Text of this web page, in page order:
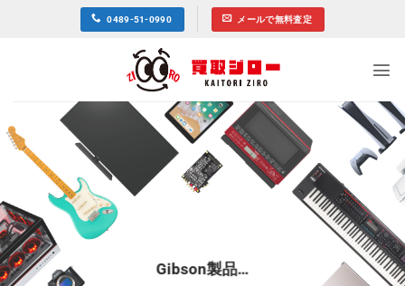
0489-51-0990 メールで無料査定
Gibson製品…